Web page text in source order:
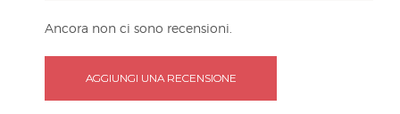
Ancora non ci sono recensioni.
AGGIUNGI UNA RECENSIONE